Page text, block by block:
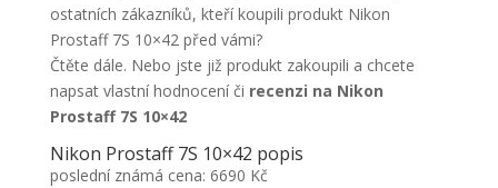
ostatních zákazníků, kteří koupili produkt Nikon
Prostaff 7S 10×42 před vámi?
Čtěte dále. Nebo jste již produkt zakoupili a chcete
napsat vlastní hodnocení či recenzi na Nikon
Prostaff 7S 10×42
Nikon Prostaff 7S 10×42 popis
poslední známá cena: 6690 Kč